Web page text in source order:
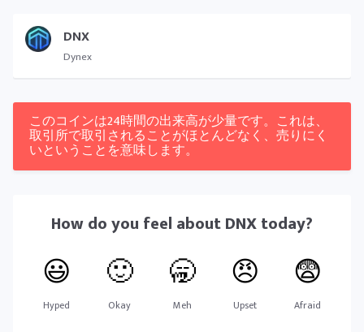
DNX
Dynex
このコインは24時間の出来高が少量です。これは、
取引所で取引されることがほとんどなく、売りにく
いということを意味します。
How do you feel aboutDNXtoday?
😃
Hyped
🙂
Okay
🥱
Meh
😠
Upset
😨
Afraid